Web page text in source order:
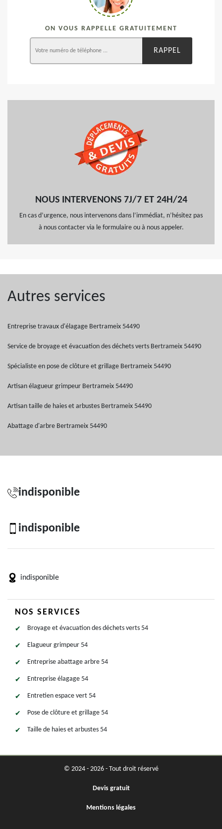
ON VOUS RAPPELLE GRATUITEMENT
NOUS INTERVENONS 7J/7 ET 24H/24
En cas d’urgence, nous intervenons dans l’immédiat, n’hésitez pas
à nous contacter via le formulaire ou à nous appeler.
Autres services
Entreprise travaux d'élagage Bertrameix 54490
Service de broyage et évacuation des déchets verts Bertrameix 54490
Spécialiste en pose de clôture et grillage Bertrameix 54490
Artisan élagueur grimpeur Bertrameix 54490
Artisan taille de haies et arbustes Bertrameix 54490
Abattage d'arbre Bertrameix 54490
indisponible
indisponible
indisponible
NOS SERVICES
Broyage et évacuation des déchets verts 54
Elagueur grimpeur 54
Entreprise abattage arbre 54
Entreprise élagage 54
Entretien espace vert 54
Pose de clôture et grillage 54
Taille de haies et arbustes 54
© 2024 - 2026 - Tout droit réservé
Devis gratuit
Mentions légales